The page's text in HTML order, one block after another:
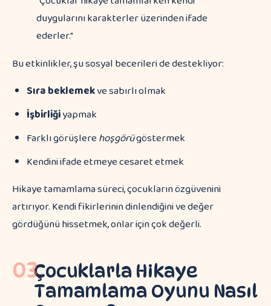
duygularını karakterler üzerinden ifade
ederler."
Bu etkinlikler, şu sosyal becerileri de destekliyor:
Sıra beklemekve sabırlı olmak
İşbirliğiyapmak
Farklı görüşlerehoşgörügöstermek
Kendini ifade etmeye cesaret etmek
Hikaye tamamlama süreci, çocukların özgüvenini
artırıyor. Kendi fikirlerinin dinlendiğini ve değer
gördüğünü hissetmek, onlar için çok değerli.
03Çocuklarla Hikaye
Tamamlama Oyunu Nasıl